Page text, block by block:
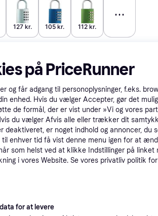
127 kr. 105 kr. 112 kr.
på PriceRunner
og får adgang til personoplysninger, f.eks.
enhed. Hvis du vælger Accepter, gør det
de formål, der er vist under »Vi og vores
du vælger Afvis alle eller trækker dit
deaktiveret, er noget indhold og annoncer, du
enhver tid få vist denne menu igen for at
som helst ved at klikke Indstillinger på linket
i vores Website. Se vores privatliv politik
for at levere